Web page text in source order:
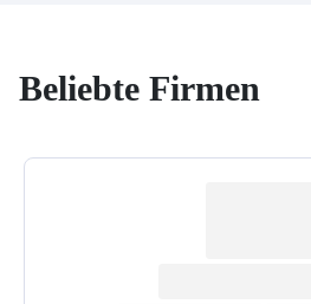
Beliebte Firmen